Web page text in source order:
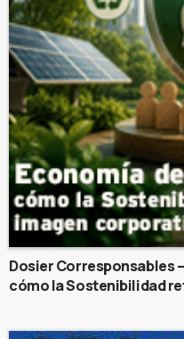
Dosier Corresponsables
cómo la Sostenibilidad